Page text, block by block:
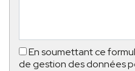
En soumettant ce
de gestion des données